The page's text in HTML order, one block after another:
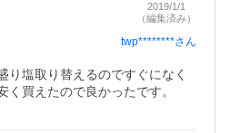
2019/1/1
（編集済み）
twp********さん
り塩取り替えるのですぐになく
買えたので良かったです。